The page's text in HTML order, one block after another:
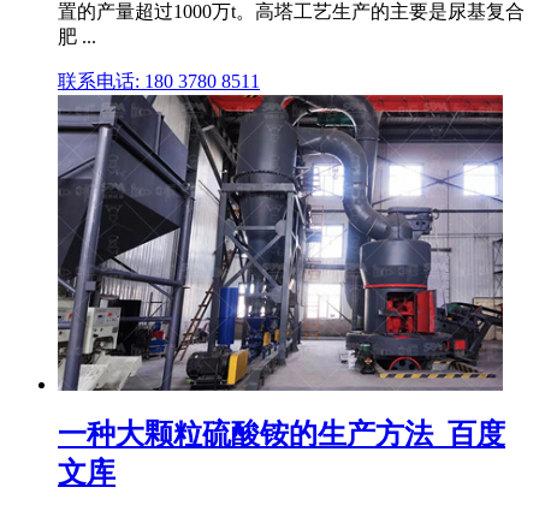
置的产量超过1000万t。高塔工艺生产的主要是尿基复合
肥 ...
联系电话: 180 3780 8511
一种大颗粒硫酸铵的生产方法_百度
文库